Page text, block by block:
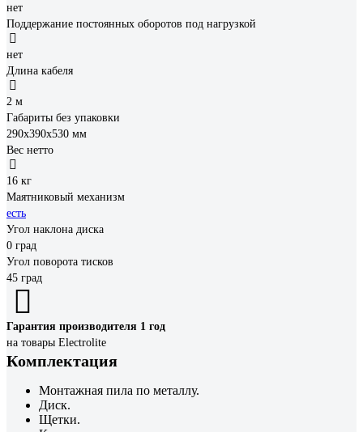
нет
Поддержание постоянных оборотов под нагрузкой
нет
Длина кабеля
2 м
Габариты без упаковки
290x390x530 мм
Вес нетто
16 кг
Маятниковый механизм
есть
Угол наклона диска
0 град
Угол поворота тисков
45 град
Гарантия производителя 1 год
на товары Electrolite
Комплектация
Монтажная пила по металлу.
Диск.
Щетки.